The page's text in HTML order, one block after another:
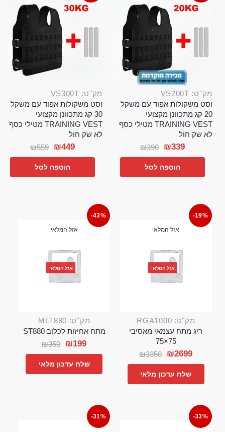
מק"ט: VS200T
וסט משקולות אפוד עם משקל
20 קג מתכוונן מקצועי
TRAINING VEST מטילי כסף
לא שק חול
₪390 ₪339
הוספה לסל
מק"ט: VS300T
וסט משקולות אפוד עם משקל
30 קג מתכוונן מקצועי
TRAINING VEST מטילי כסף
לא שק חול
₪559 ₪449
הוספה לסל
-19%
אזל המלאי
אזל המלאי
מק"ט: RGA1000
ריג מתח עצמאי מאסיבי
75×75
₪3350 ₪2699
שלח עדכון מלאי
-43%
אזל המלאי
אזל המלאי
מק"ט: MLT880
מתח אחיזות לכלוב ST880
₪350 ₪199
שלח עדכון מלאי
-33%
-31%